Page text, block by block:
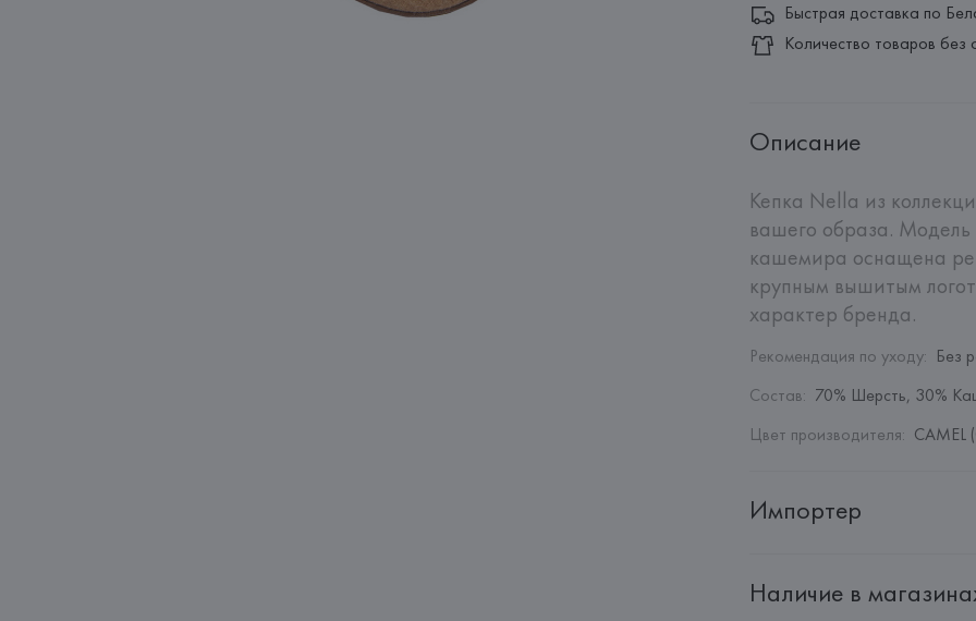
Быстрая доставка по
Количество товаров без
Описание
Кепка Nella из
вашего образа. Модель
кашемира оснащена
крупным вышитым
характер бренда.
Рекомендация по уходу: Без
Состав: 70% Шерсть, 30%
Цвет производителя: CAMEL
Импортер
Адрес: Республика
Наличие в